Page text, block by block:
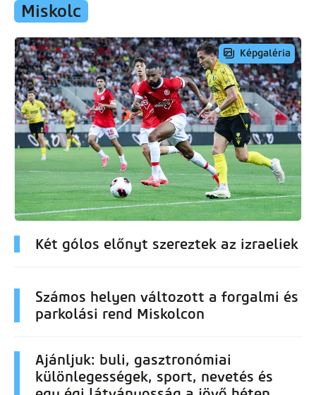
Miskolc
Két gólos előnyt szereztek az izraeliek
Számos helyen változott a forgalmi és
parkolási rend Miskolcon
Ajánljuk: buli, gasztronómiai
különlegességek, sport, nevetés és